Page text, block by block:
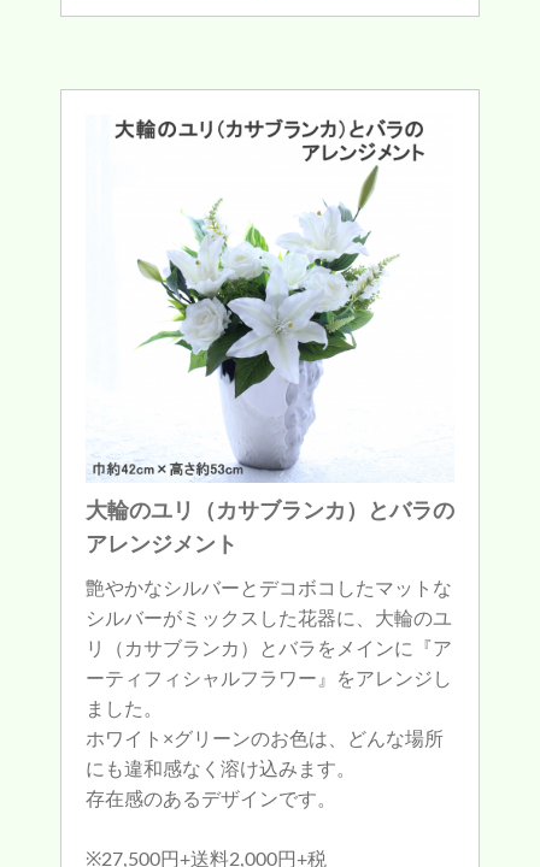
大輪のユリ（カサブランカ）とバラの
アレンジメント
艶やかなシルバーとデコボコしたマットな
シルバーがミックスした花器に、大輪のユ
リ（カサブランカ）とバラをメインに『ア
ーティフィシャルフラワー』をアレンジし
ました。
ホワイト×グリーンのお色は、どんな場所
にも違和感なく溶け込みます。
存在感のあるデザインです。
※27,500円+送料2,000円+税